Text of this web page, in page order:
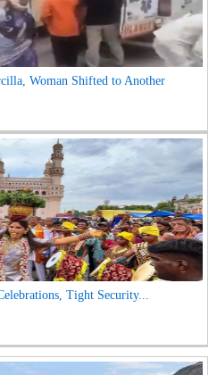
Woman Shifted to Another
Tight Security...